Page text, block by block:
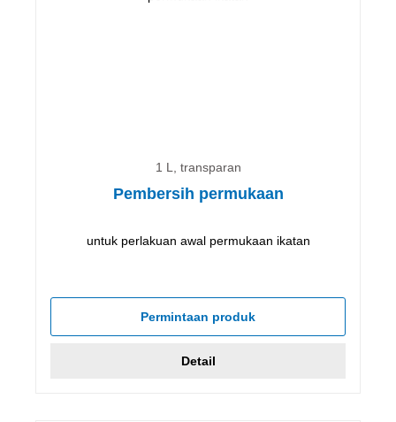
1 L, transparan
Pembersih permukaan
untuk perlakuan awal permukaan ikatan
Permintaan produk
Detail